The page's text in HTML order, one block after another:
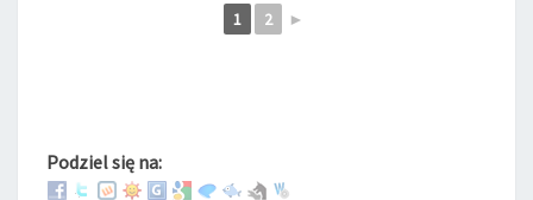
1 2 ►
Podziel się na: